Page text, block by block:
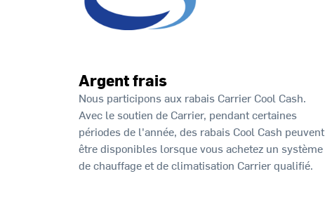
Argent frais
Nous participons aux rabais Carrier Cool Cash.
Avec le soutien de Carrier, pendant certaines
périodes de l'année, des rabais Cool Cash peuvent
être disponibles lorsque vous achetez un système
de chauffage et de climatisation Carrier qualifié.